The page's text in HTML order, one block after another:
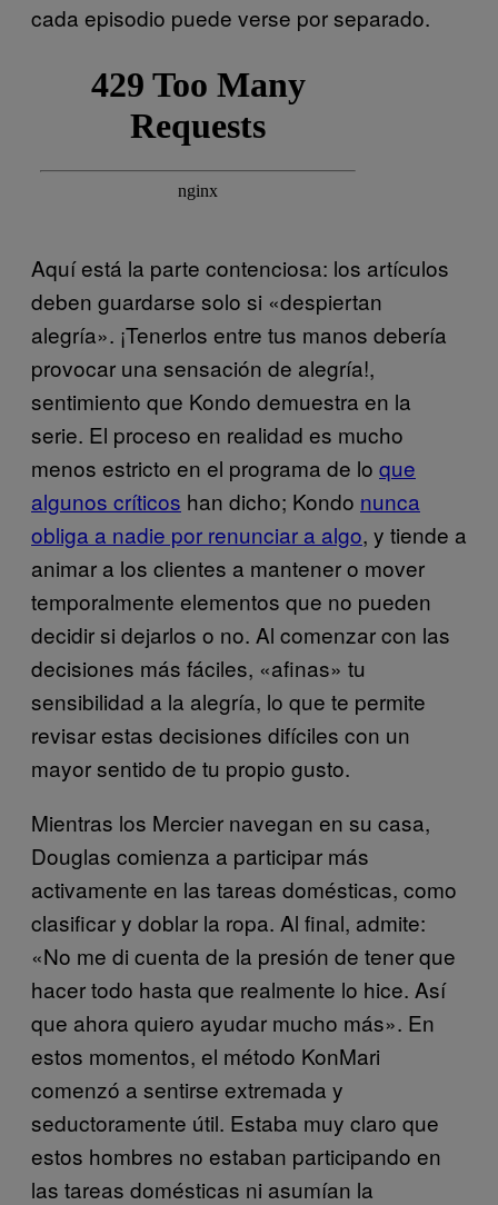
cada episodio puede verse por separado.
Aquí está la parte contenciosa: los artículos
deben guardarse solo si «despiertan
alegría». ¡Tenerlos entre tus manos debería
provocar una sensación de alegría!,
sentimiento que Kondo demuestra en la
serie. El proceso en realidad es mucho
menos estricto en el programa de lo que
algunos críticos han dicho; Kondo nunca
obliga a nadie por renunciar a algo, y tiende a
animar a los clientes a mantener o mover
temporalmente elementos que no pueden
decidir si dejarlos o no. Al comenzar con las
decisiones más fáciles, «afinas» tu
sensibilidad a la alegría, lo que te permite
revisar estas decisiones difíciles con un
mayor sentido de tu propio gusto.
Mientras los Mercier navegan en su casa,
Douglas comienza a participar más
activamente en las tareas domésticas, como
clasificar y doblar la ropa. Al final, admite:
«No me di cuenta de la presión de tener que
hacer todo hasta que realmente lo hice. Así
que ahora quiero ayudar mucho más». En
estos momentos, el método KonMari
comenzó a sentirse extremada y
seductoramente útil. Estaba muy claro que
estos hombres no estaban participando en
las tareas domésticas ni asumían la